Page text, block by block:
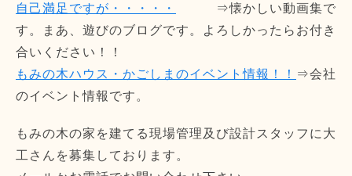
自己満足ですが・・・・・
⇒懐かしい動画集で
す。まあ、遊びのブログです。よろしかったらお付き
合いください！！
もみの木ハウス・かごしまのイベント情報！！ ⇒会社
のイベント情報です。
もみの木の家を建てる現場管理及び設計スタッフに大
工さんを募集しております。